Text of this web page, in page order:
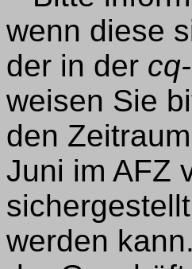
wenn diese
der in der
weisen Sie
den
Juni im AFZ
werden